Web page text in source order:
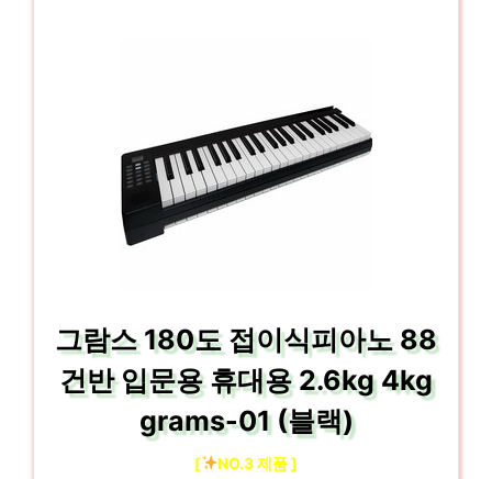
그람스 180도 접이식피아노 88
건반 입문용 휴대용 2.6kg 4kg
grams-01 (블랙)
[ NO.3 제품 ]